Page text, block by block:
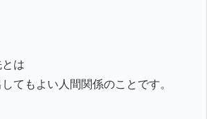
は
てもよい人間関係のことです。